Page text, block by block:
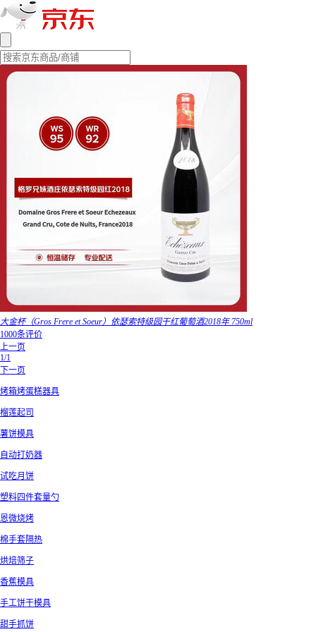
大金杯（Gros Frere et Soeur）依瑟索特级园干红葡萄酒2018年 750ml
1000条评价
上一页
1/1
下一页
烤箱烤蛋糕器具
榴莲起司
薯饼模具
自动打奶器
试吃月饼
塑料四件套量勺
恩微烧烤
棉手套隔热
烘焙筛子
香蕉模具
手工饼干模具
甜手抓饼